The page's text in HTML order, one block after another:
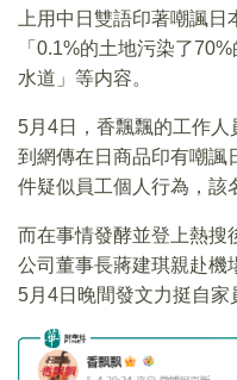
上用中日雙語印著嘲諷
「0.1%的土地污染了
水道」等内容。
5月4日，香飄飄的工作
到網傳在日商品印有嘲諷
件疑似員工個人行為，該
而在事情發酵並登上熱搜
公司董事長蔣建琪親赴機
5月4日晚間發文力挺自家